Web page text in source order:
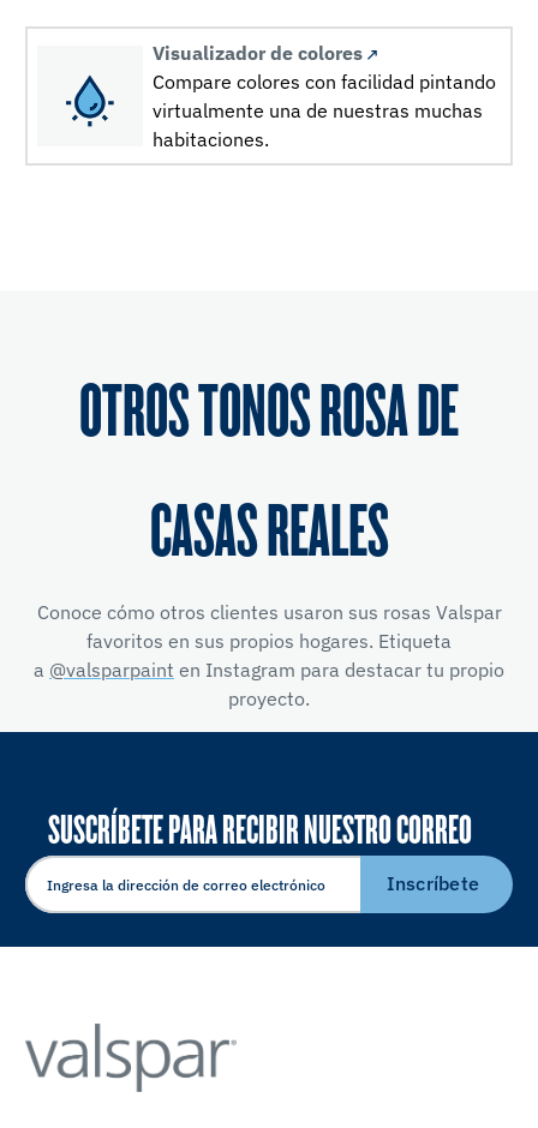
Visualizador de colores
Compare colores con facilidad pintando
virtualmente una de nuestras muchas
habitaciones.
OTROS TONOS ROSA DE
CASAS REALES
Conoce cómo otros clientes usaron sus rosas Valspar
favoritos en sus propios hogares. Etiqueta
a @valsparpaint en Instagram para destacar tu propio
proyecto.
SUSCRÍBETE PARA RECIBIR NUESTRO CORREO
ELECTRÓNICO
Inscríbete